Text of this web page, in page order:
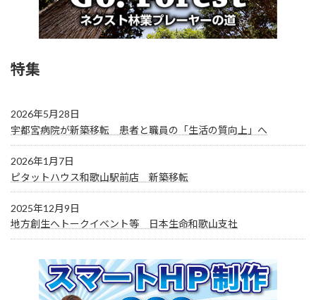
特集
2026年5月28日
宇都宮病院が新築移転 患者と職員の「生活の質向上」へ
2026年1月7日
ピタットハウス和歌山駅前店 新築移転
2025年12月9日
地方創生へトークイベント等 日本生命和歌山支社